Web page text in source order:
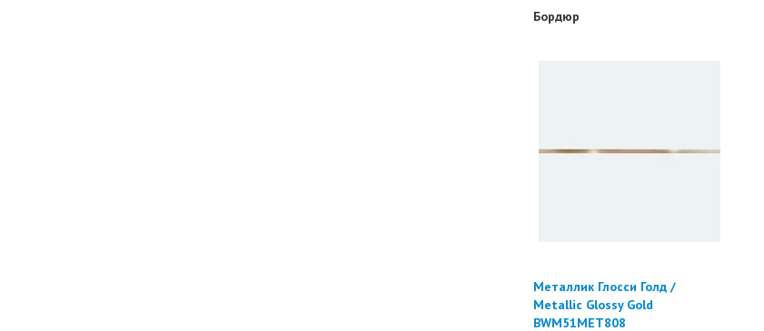
Бордюр
Металлик Глосси Голд /
Metallic Glossy Gold
BWM51MET808